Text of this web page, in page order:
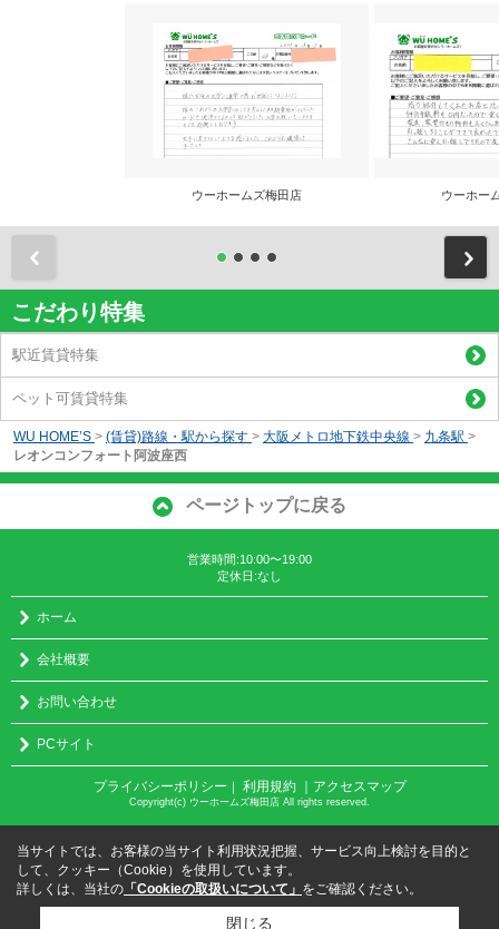
ウーホームズ梅田店 ウーホー
こだわり特集
駅近賃貸特集
ペット可賃貸特集
WU HOME’S > (賃貸)路線・駅から探す > 大阪メトロ地下鉄中央線 > 九条駅 >
レオンコンフォート阿波座西
ページトップに戻る
営業時間:10:00〜19:00
定休日:なし
ホーム
会社概要
お問い合わせ
PCサイト
プライバシーポリシー 利用規約 ｜アクセスマップ
Copyright(c) ウーホームズ梅田店 All rights reserved.
当サイトでは、お客様の当サイト利用状況把握、サービス向上検討を目的と
して、クッキー（Cookie）を使用しています。
詳しくは、当社の 「Cookieの取扱いについて」 をご確認ください。
閉じる